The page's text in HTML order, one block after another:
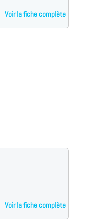
Voir la fiche complète
Voir la fiche complète